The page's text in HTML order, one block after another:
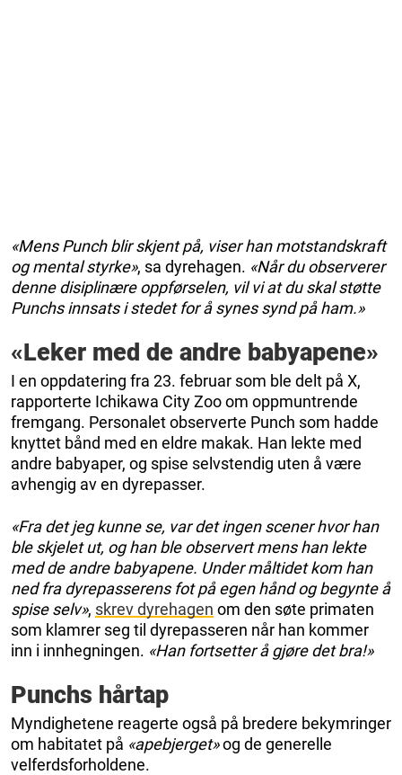
«Mens Punch blir skjent på, viser han motstandskraft
og mental styrke», sa dyrehagen. «Når du observerer
denne disiplinære oppførselen, vil vi at du skal støtte
Punchs innsats i stedet for å synes synd på ham.»
«Leker med de andre babyapene»
I en oppdatering fra 23. februar som ble delt på X,
rapporterte Ichikawa City Zoo om oppmuntrende
fremgang. Personalet observerte Punch som hadde
knyttet bånd med en eldre makak. Han lekte med
andre babyaper, og spise selvstendig uten å være
avhengig av en dyrepasser.
«Fra det jeg kunne se, var det ingen scener hvor han
ble skjelet ut, og han ble observert mens han lekte
med de andre babyapene. Under måltidet kom han
ned fra dyrepasserens fot på egen hånd og begynte å
spise selv», skrev dyrehagen om den søte primaten
som klamrer seg til dyrepasseren når han kommer
inn i innhegningen. «Han fortsetter å gjøre det bra!»
Punchs hårtap
Myndighetene reagerte også på bredere bekymringer
om habitatet på «apebjerget»og de generelle
velferdsforholdene.